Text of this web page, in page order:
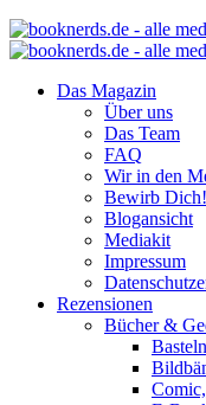
Das Magazin
Über uns
Das Team
FAQ
Wir in den
Bewirb Dich!
Blogansicht
Mediakit
Impressum
Rezensionen
Bücher &